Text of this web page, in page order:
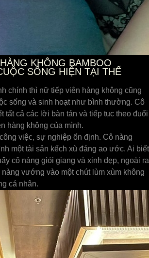
KHÔNG BAMBOO
SỐNG HIỆN TẠI THẾ
chính thì nữ tiếp viên hàng không cũng
sống và sinh hoạt như bình thường. Cô
tất cả các lời bàn tán và tiếp tục theo đuổi
hàng không của mình.
việc, sự nghiệp ổn định. Cô nàng
một tài sản kếch xù đáng ao ước. Ai biết
cô nàng giỏi giang và xinh đẹp, ngoài ra
vướng vào một chút lùm xùm không
cá nhân.